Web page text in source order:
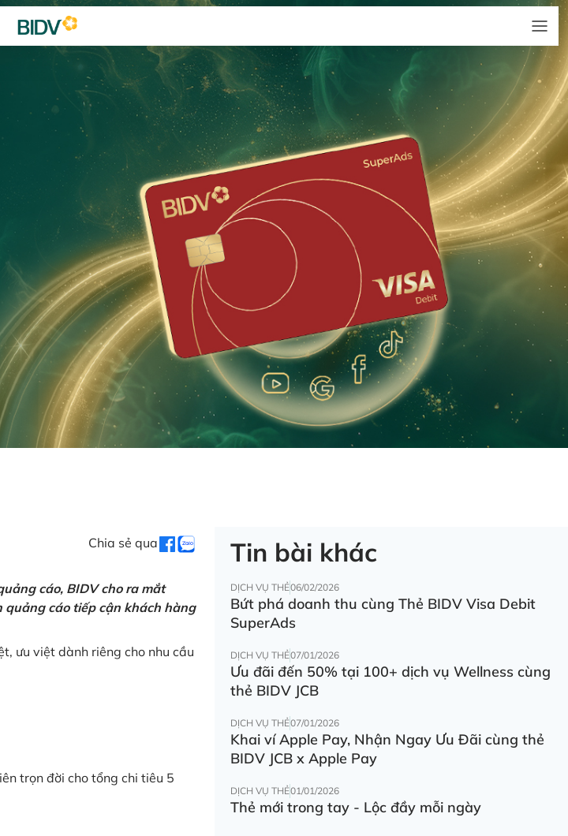
Chia sẻ qua
cáo, BIDV cho ra mắt
cáo tiếp cận khách hàng
ưu việt dành riêng cho nhu cầu
trọn đời cho tổng chi tiêu 5
Tin bài khác
DỊCH VỤ THẺ06/02/2026
Bứt phá doanh thu cùng Thẻ BIDV Visa Debit
SuperAds
DỊCH VỤ THẺ07/01/2026
Ưu đãi đến 50% tại 100+ dịch vụ Wellness cùng
thẻ BIDV JCB
DỊCH VỤ THẺ07/01/2026
Khai ví Apple Pay, Nhận Ngay Ưu Đãi cùng thẻ
BIDV JCB x Apple Pay
DỊCH VỤ THẺ01/01/2026
Thẻ mới trong tay - Lộc đầy mỗi ngày